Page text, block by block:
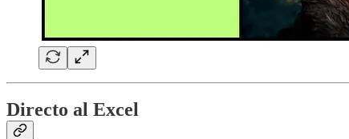
Directo al Excel